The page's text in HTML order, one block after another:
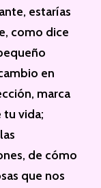
estarías
como dice
en
marca
vida;
de cómo
que nos